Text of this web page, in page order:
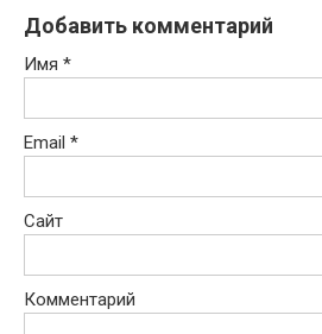
Добавить комментарий
Имя *
Email *
Сайт
Комментарий